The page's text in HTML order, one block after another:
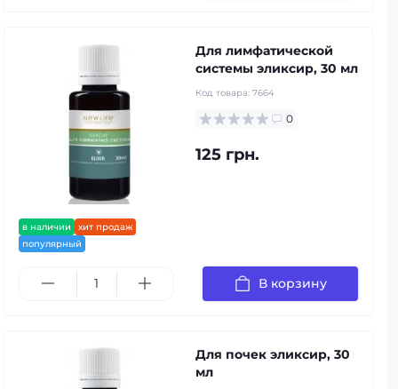
в наличии
хит продаж
популярный
Для лимфатической
системы эликсир, 30 мл
Код товара: 7664
0
125 грн.
В корзину
Для почек эликсир, 30
мл